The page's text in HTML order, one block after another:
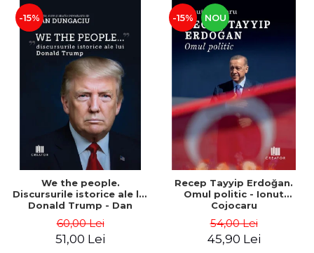
-15%
We the people.
Discursurile istorice ale lui
Donald Trump - Dan
60,00 Lei
51,00 Lei
-15% NOU
Recep Tayyip Erdoğan.
Omul politic - Ionut
Cojocaru
54,00 Lei
45,90 Lei